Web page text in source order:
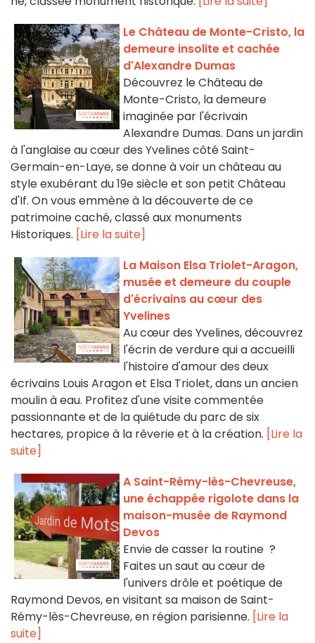
Le Château de Monte-Cristo, la
demeure insolite et cachée
d'Alexandre Dumas
Découvrez le Château de
Monte-Cristo, la demeure
imaginée par l'écrivain
Alexandre Dumas. Dans un jardin
à l'anglaise au cœur des Yvelines côté Saint-
Germain-en-Laye, se donne à voir un château au
style exubérant du 19e siècle et son petit Château
d'If. On vous emmène à la découverte de ce
patrimoine caché, classé aux monuments
Historiques. [Lire la suite]
La Maison Elsa Triolet-Aragon,
musée et demeure du couple
d'écrivains au cœur des
Yvelines
Au cœur des Yvelines, découvrez
l'écrin de verdure qui a accueilli
l'histoire d'amour des deux
écrivains Louis Aragon et Elsa Triolet, dans un ancien
moulin à eau. Profitez d'une visite commentée
passionnante et de la quiétude du parc de six
hectares, propice à la rêverie et à la création. [Lire la
suite]
A Saint-Rémy-lès-Chevreuse,
une échappée rigolote dans la
maison-musée de Raymond
Devos
Envie de casser la routine ?
Faites un saut au cœur de
l'univers drôle et poétique de
Raymond Devos, en visitant sa maison de Saint-
Rémy-lès-Chevreuse, en région parisienne. [Lire la
suite]